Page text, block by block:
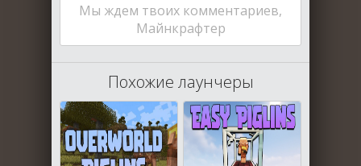
Мы ждем твоих комментариев,
Майнкрафтер
Похожие лаунчеры